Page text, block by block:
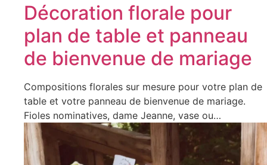
Décoration florale pour
plan de table et panneau
de bienvenue de mariage
Compositions florales sur mesure pour votre plan de
table et votre panneau de bienvenue de mariage.
Fioles nominatives, dame Jeanne, vase ou…